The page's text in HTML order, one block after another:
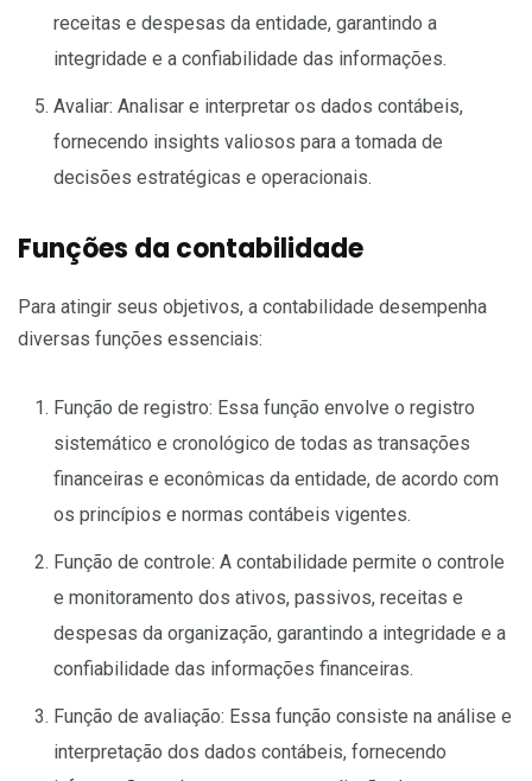
receitas e despesas da entidade, garantindo a
integridade e a confiabilidade das informações.
Avaliar: Analisar e interpretar os dados contábeis,
fornecendo insights valiosos para a tomada de
decisões estratégicas e operacionais.
Funções da contabilidade
Para atingir seus objetivos, a contabilidade desempenha
diversas funções essenciais:
Função de registro: Essa função envolve o registro
sistemático e cronológico de todas as transações
financeiras e econômicas da entidade, de acordo com
os princípios e normas contábeis vigentes.
Função de controle: A contabilidade permite o controle
e monitoramento dos ativos, passivos, receitas e
despesas da organização, garantindo a integridade e a
confiabilidade das informações financeiras.
Função de avaliação: Essa função consiste na análise e
interpretação dos dados contábeis, fornecendo